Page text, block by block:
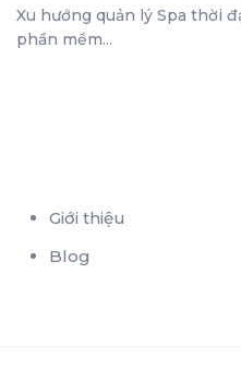
Xu hướng quản lý Spa thời
phần mềm...
Giới thiệu
Blog